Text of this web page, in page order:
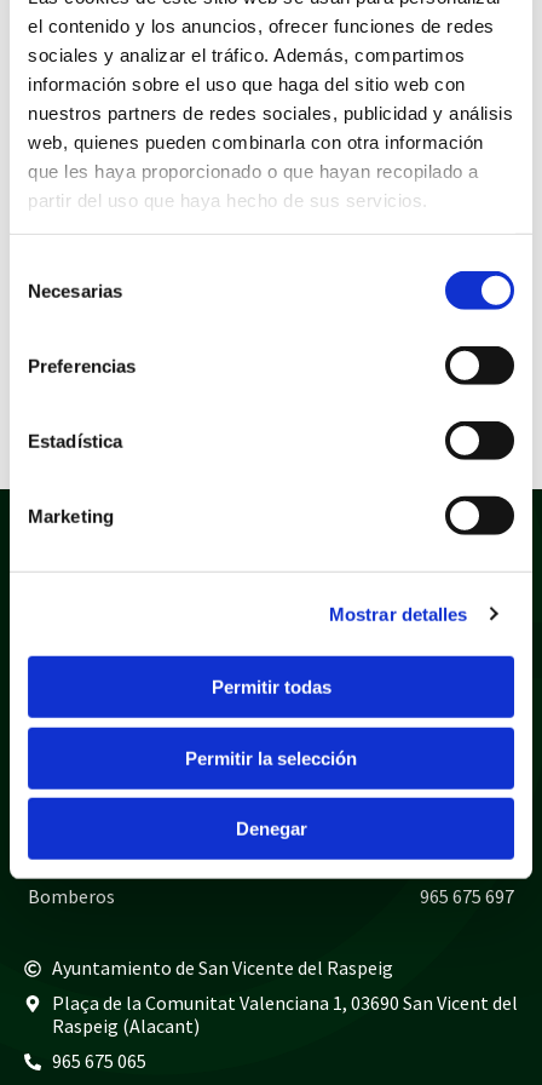
el contenido y los anuncios, ofrecer funciones de redes
sociales y analizar el tráfico. Además, compartimos
información sobre el uso que haga del sitio web con
nuestros partners de redes sociales, publicidad y análisis
web, quienes pueden combinarla con otra información
que les haya proporcionado o que hayan recopilado a
partir del uso que haya hecho de sus servicios.
Necesarias
Preferencias
Estadística
Marketing
Mostrar detalles
Permitir todas
Permitir la selección
Denegar
Idioma: Castellano
Información sobre la aprobación
Expediente de aprobación: 985140A
Decreto de aprobación: 1287
Fecha de aprobación: 10/03/2022
Información sobre el documento:
Tipo documental: Solicitud
Estado de elaboración: Original, Copia electrónica
Origen: Ciudadano
Versión NTI: N11
Nombre formal: pdf
Tipo: Uso generalizo
Aviso legal
Política de cookies
Mapa web
Teléfonos de interés
Guardia civil
965 675 814
Bomberos
965 675 697
Ayuntamiento de San Vicente del Raspeig
Plaça de la Comunitat Valenciana 1, 03690 San Vicent del
Raspeig (Alacant)
965 675 065